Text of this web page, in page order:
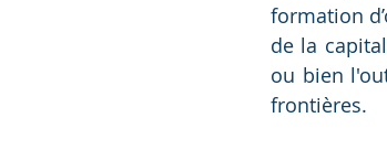
formation
de la
ou bien
frontières.